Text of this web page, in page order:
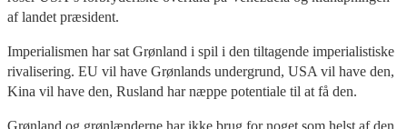
af landet præsident.
Imperialismen har sat Grønland i spil i den tiltagende imperialistiske
rivalisering. EU vil have Grønlands undergrund, USA vil have den,
Kina vil have den, Rusland har næppe potentiale til at få den.
Grønland og grønlænderne har ikke brug for noget som helst af den